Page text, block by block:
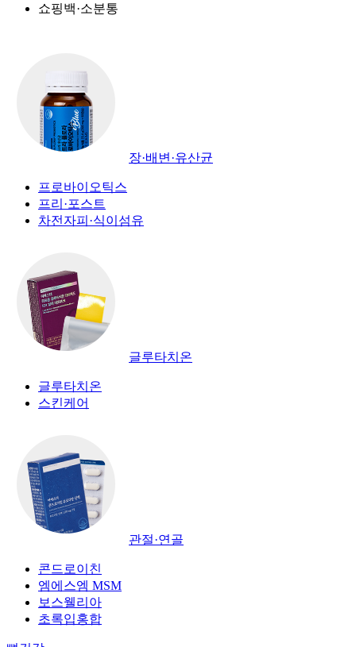
쇼핑백·소분통
장·배변·유산균
프로바이오틱스
프리·포스트
차전자피·식이섬유
글루타치온
글루타치온
스킨케어
관절·연골
콘드로이친
엠에스엠 MSM
보스웰리아
초록입홍합